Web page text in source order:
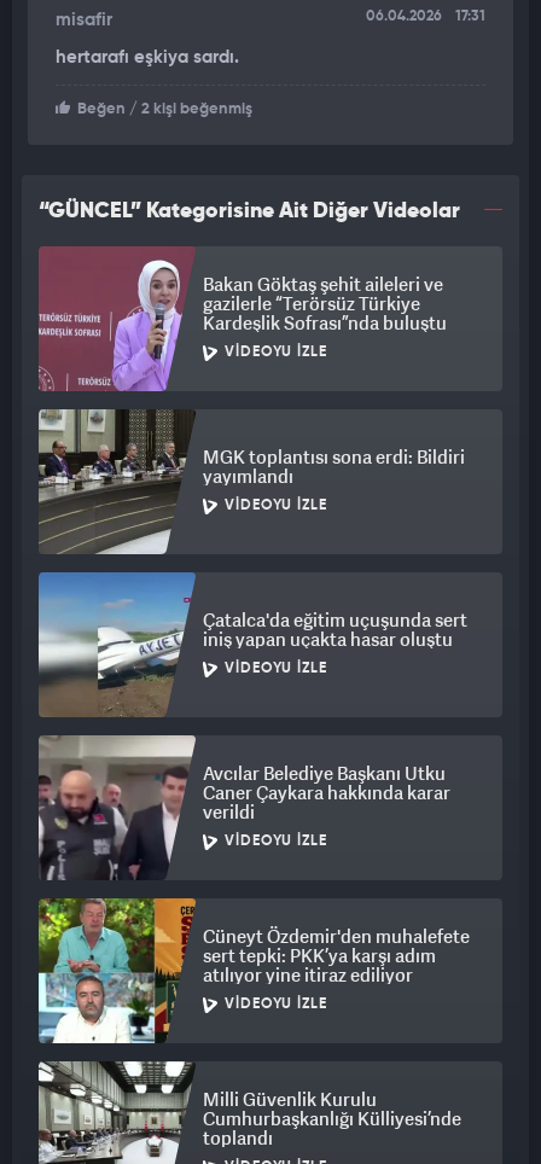
misafir 06.04.2026 17:31
hertarafı eşkiya sardı.
Beğen / 2 kişi beğenmiş
“GÜNCEL” Kategorisine Ait Diğer Videolar
Bakan Göktaş şehit aileleri ve
gazilerle “Terörsüz Türkiye
Kardeşlik Sofrası”nda buluştu
VIDEOYU İZLE
MGK toplantısı sona erdi: Bildiri
yayımlandı
VIDEOYU İZLE
Çatalca'da eğitim uçuşunda sert
iniş yapan uçakta hasar oluştu
VIDEOYU İZLE
Avcılar Belediye Başkanı Utku
Caner Çaykara hakkında karar
verildi
VIDEOYU İZLE
Cüneyt Özdemir'den muhalefete
sert tepki: PKK’ya karşı adım
atılıyor yine itiraz ediliyor
VIDEOYU İZLE
Milli Güvenlik Kurulu
Cumhurbaşkanlığı Külliyesi’nde
toplandı